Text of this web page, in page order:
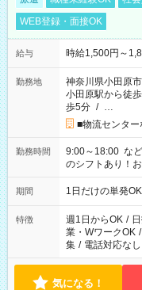
WEB登録・面接OK
給与 時給1,500円～
勤務地
神奈川県小田原市
小田原駅から徒
歩5分 / …
■物流センタ
勤務時間
9:00～18:00 など 他にも ▼10:00～19:00 ▼18:00～21:00 など
のシフトあり！
期間 1日だけの単発
特徴 週1日からOK /
業・WワークOK /
集 / 電話対応なし
気になる！